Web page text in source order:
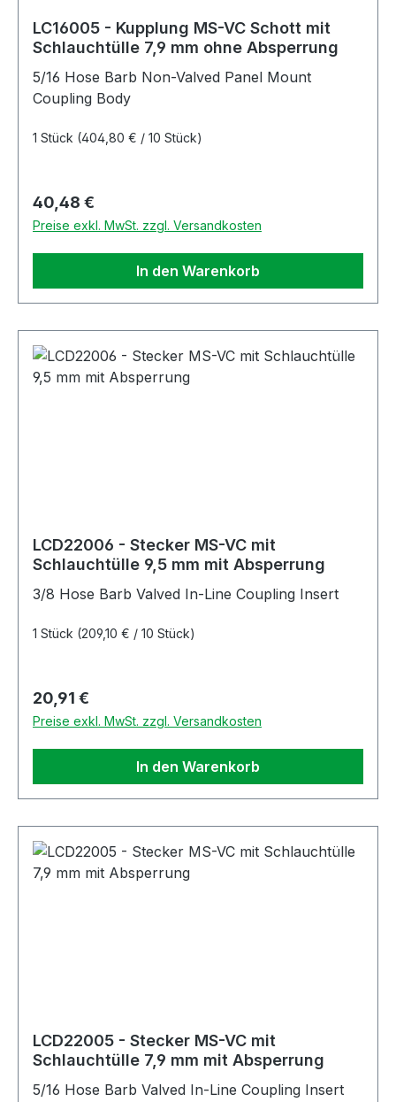
LC16005 - Kupplung MS-VC Schott mit
Schlauchtülle 7,9 mm ohne Absperrung
5/16 Hose Barb Non-Valved Panel Mount
Coupling Body
1 Stück (404,80 € / 10 Stück)
Regulärer Preis:
40,48 €
Preise exkl. MwSt. zzgl. Versandkosten
In den Warenkorb
LCD22006 - Stecker MS-VC mit
Schlauchtülle 9,5 mm mit Absperrung
3/8 Hose Barb Valved In-Line Coupling Insert
1 Stück (209,10 € / 10 Stück)
Regulärer Preis:
20,91 €
Preise exkl. MwSt. zzgl. Versandkosten
In den Warenkorb
LCD22005 - Stecker MS-VC mit
Schlauchtülle 7,9 mm mit Absperrung
5/16 Hose Barb Valved In-Line Coupling Insert